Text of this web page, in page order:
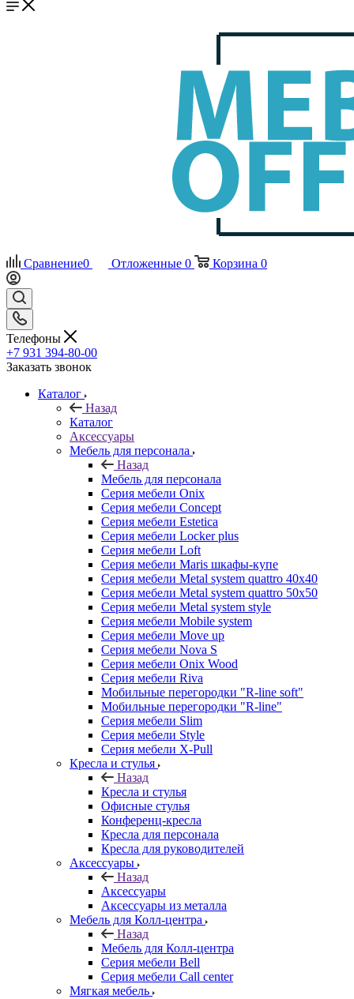
Сравнение0 Отложенные 0 Корзина 0
Телефоны
+7 931 394-80-00
Заказать звонок
Каталог
Назад
Каталог
Аксессуары
Мебель для персонала
Назад
Мебель для персонала
Серия мебели Onix
Серия мебели Concept
Серия мебели Estetica
Серия мебели Locker plus
Серия мебели Loft
Серия мебели Maris шкафы-купе
Серия мебели Metal system quattro 40x40
Серия мебели Metal system quattro 50x50
Серия мебели Metal system style
Серия мебели Mobile system
Серия мебели Move up
Серия мебели Nova S
Серия мебели Onix Wood
Серия мебели Riva
Мобильные перегородки "R-line soft"
Мобильные перегородки "R-line"
Серия мебели Slim
Серия мебели Style
Серия мебели X-Pull
Кресла и стулья
Назад
Кресла и стулья
Офисные стулья
Конференц-кресла
Кресла для персонала
Кресла для руководителей
Аксессуары
Назад
Аксессуары
Аксессуары из металла
Мебель для Колл-центра
Назад
Мебель для Колл-центра
Серия мебели Bell
Серия мебели Call center
Мягкая мебель